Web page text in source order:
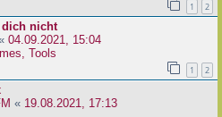
1 2
dich nicht
04.09.2021, 15:04
Tools
1 2
« 19.08.2021, 17:13